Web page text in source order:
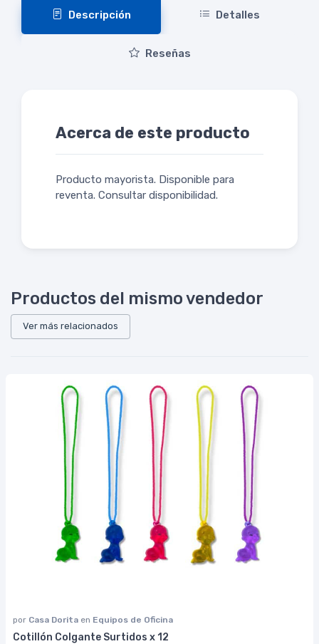
Descripción Detalles
Reseñas
Acerca de este producto
Producto mayorista. Disponible para
reventa. Consultar disponibilidad.
Productos del mismo vendedor
Ver más relacionados
por Casa Dorita en Equipos de Oficina
Cotillón Colgante Surtidos x 12